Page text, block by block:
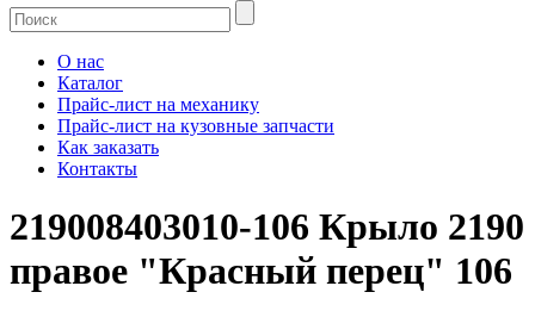
О нас
Каталог
Прайс-лист на механику
Прайс-лист на кузовные запчасти
Как заказать
Контакты
219008403010-106 Крыло 2190
правое "Красный перец" 106